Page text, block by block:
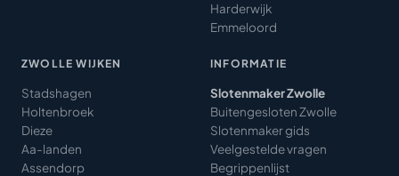
Harderwijk
Emmeloord
ZWOLLE WIJKEN
Stadshagen
Holtenbroek
Dieze
Aa-landen
Assendorp
INFORMATIE
Slotenmaker Zwolle
Buitengesloten Zwolle
Slotenmaker gids
Veelgestelde vragen
Begrippenlijst